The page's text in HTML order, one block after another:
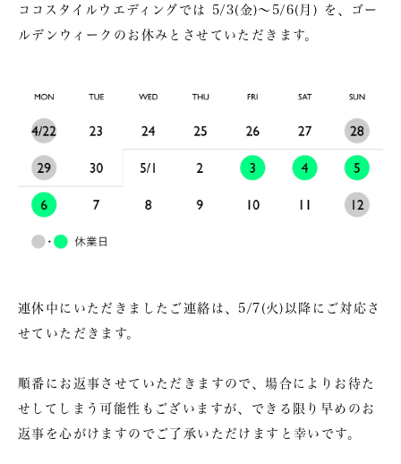
ココスタイルウエディングでは 5/3(金)〜5/6(月) を、ゴー
ルデンウィークのお休みとさせていただきます。
連休中にいただきましたご連絡は、5/7(火)以降にご対応さ
せていただきます。
順番にお返事させていただきますので、場合によりお待た
せしてしまう可能性もございますが、できる限り早めのお
返事を心がけますのでご了承いただけますと幸いです。